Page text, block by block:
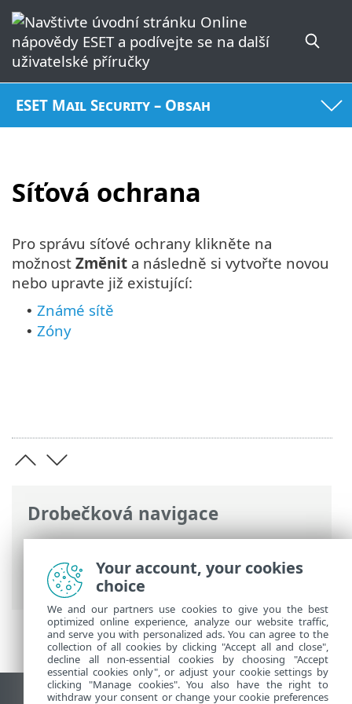
ESET Mail Security – Obsah
Síťová ochrana
Drobečková navigace
ESET Online nápověda>ESET Mail
Security >Rozšířená nastavení> Síťová
ochrana
Pro správu síťové ochrany klikněte na
možnost Změnit a následně si vytvořte novou
nebo upravte již existující:
• Známé sítě
• Zóny
Your account, your cookies
choice
We and our partners use cookies to give you the best
optimized online experience, analyze our website traffic,
and serve you with personalized ads. You can agree to the
collection of all cookies by clicking "Accept all and close",
decline all non-essential cookies by choosing "Accept
essential cookies only", or adjust your cookie settings by
clicking "Manage cookies". You also have the right to
withdraw your consent or change your cookie preferences